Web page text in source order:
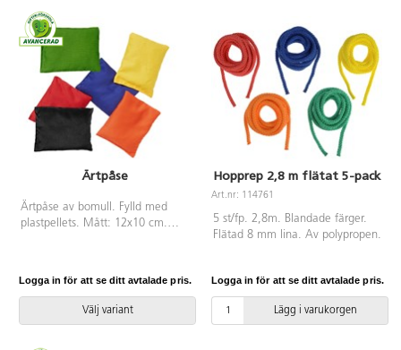
hårt slitage, speciellt framtagna
för att klara förskolans och
skolans hårda krav både på grus
och asfalt. Butylblåsa. OBS! För
att bollen skall hålla så länge
som möjligt är det viktigt att
pumpa den rätt, se pdf. PVC-fri.
Passar från 3 år.
Ärtpåse
Ärtpåse av bomull. Fylld med
plastpellets. Mått: 12x10 cm.
Logga in för att se ditt avtalade pris.
Välj variant
Hopprep 2,8 m flätat 5-pack
Art.nr: 114761
5 st/fp. 2,8m. Blandade färger.
Flätad 8 mm lina. Av polypropen.
Logga in för att se ditt avtalade pris.
Lägg i varukorgen